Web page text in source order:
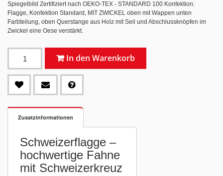
Spiegelbild Zertifiziert nach OEKO-TEX - STANDARD 100 Konfektion:
Flagge, Konfektion Standard, MIT ZWICKEL oben mit Wappen unten
Farbteilung, oben Querstange aus Holz mit Seil und Abschlussknöpfen im
Zwickel eine Oese verstärkt.
In den Warenkorb
Zusatzinformationen
Schweizerflagge –
hochwertige Fahne
mit Schweizerkreuz